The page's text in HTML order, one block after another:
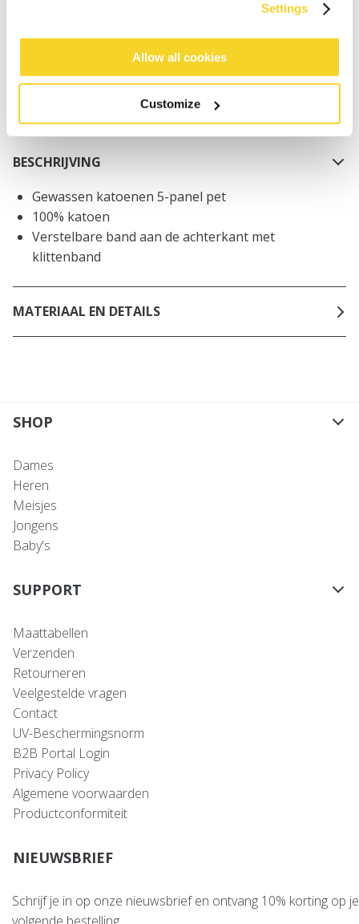
Settings
Allow all cookies
Customize
Gratis verzending voor orders boven € 50,- binnen
Binnen 30 dagen retourneren
BESCHRIJVING
Gewassen katoenen 5-panel pet
100% katoen
Verstelbare band aan de achterkant met
klittenband
MATERIAAL EN DETAILS
SHOP
Dames
Heren
Meisjes
Jongens
Baby's
SUPPORT
Maattabellen
Verzenden
Retourneren
Veelgestelde vragen
Contact
UV-Beschermingsnorm
B2B Portal Login
Privacy Policy
Algemene voorwaarden
Productconformiteit
NIEUWSBRIEF
Schrijf je in op onze nieuwsbrief en ontvang 10% korting op je